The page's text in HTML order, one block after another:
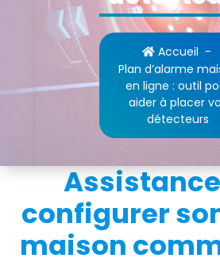
Accueil -
Plan d’alarme
en ligne : outil
aider à placer
détecteurs
configurer
maison